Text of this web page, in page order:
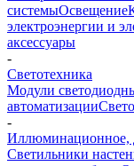
системыОсвещение
электроэнергии и
аксессуары
-
Светотехника
Модули
автоматизации
-
Иллюминационное,
Светильники